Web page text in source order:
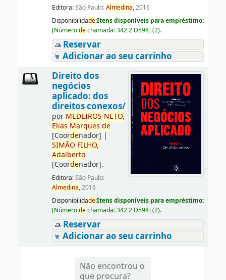
Editora:São Paulo:Almedina,2016
Disponibilidade:Itens disponíveis para empréstimo:
[Númerodechamada:342.2 D598] (2).
Reservar
Adicionar ao seu carrinho
Direito dos
negócios
aplicado: dos
direitos conexos/
por MEDEIROS NETO,
Elias Marques de
[Coordenador] |
SIMÃO FILHO,
Adalberto
[Coordenador].
Editora:São Paulo:
Almedina,2016
Disponibilidade:Itens disponíveis para empréstimo:
[Númerodechamada:342.2 D598] (2).
Reservar
Adicionar ao seu carrinho
Não encontrou o
que procura?